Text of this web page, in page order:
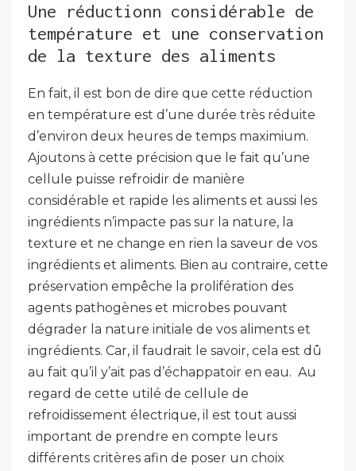
Une réductionn considérable de
température et une conservation
de la texture des aliments
En fait, il est bon de dire que cette réduction
en température est d’une durée très réduite
d’environ deux heures de temps maximium.
Ajoutons à cette précision que le fait qu’une
cellule puisse refroidir de manière
considérable et rapide les aliments et aussi les
ingrédients n’impacte pas sur la nature, la
texture et ne change en rien la saveur de vos
ingrédients et aliments. Bien au contraire, cette
préservation empêche la prolifération des
agents pathogènes et microbes pouvant
dégrader la nature initiale de vos aliments et
ingrédients. Car, il faudrait le savoir, cela est dû
au fait qu’il y’ait pas d’échappatoir en eau. Au
regard de cette utilé de cellule de
refroidissement électrique, il est tout aussi
important de prendre en compte leurs
différents critères afin de poser un choix